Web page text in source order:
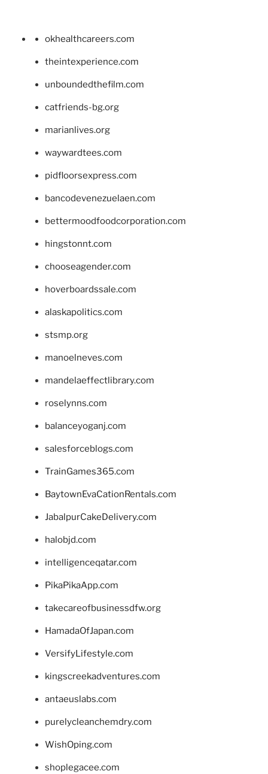
okhealthcareers.com
theintexperience.com
unboundedthefilm.com
catfriends-bg.org
marianlives.org
waywardtees.com
pidfloorsexpress.com
bancodevenezuelaen.com
bettermoodfoodcorporation.com
hingstonnt.com
chooseagender.com
hoverboardssale.com
alaskapolitics.com
stsmp.org
manoelneves.com
mandelaeffectlibrary.com
roselynns.com
balanceyoganj.com
salesforceblogs.com
TrainGames365.com
BaytownEvaCationRentals.com
JabalpurCakeDelivery.com
halobjd.com
intelligenceqatar.com
PikaPikaApp.com
takecareofbusinessdfw.org
HamadaOfJapan.com
VersifyLifestyle.com
kingscreekadventures.com
antaeuslabs.com
purelycleanchemdry.com
WishOping.com
shoplegacee.com